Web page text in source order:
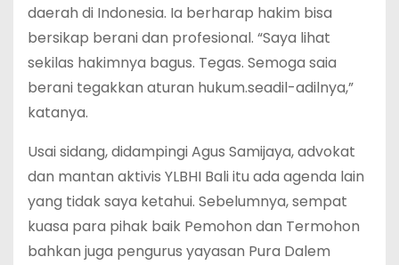
daerah di Indonesia. Ia berharap hakim bisa
bersikap berani dan profesional. “Saya lihat
sekilas hakimnya bagus. Tegas. Semoga saia
berani tegakkan aturan hukum.seadil-adilnya,”
katanya.
Usai sidang, didampingi Agus Samijaya, advokat
dan mantan aktivis YLBHI Bali itu ada agenda lain
yang tidak saya ketahui. Sebelumnya, sempat
kuasa para pihak baik Pemohon dan Termohon
bahkan juga pengurus yayasan Pura Dalem